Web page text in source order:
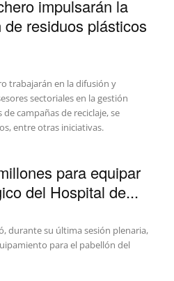
impulsarán la
residuos plásticos
trabajarán en la difusión y
sectoriales en la gestión
campañas de reciclaje, se
entre otras iniciativas.
para equipar
del Hospital de...
durante su última sesión plenaria,
para el pabellón del